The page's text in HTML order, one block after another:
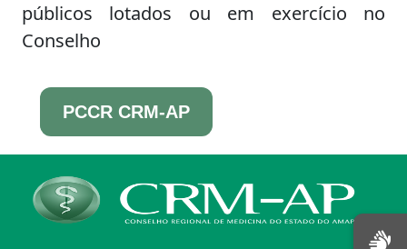
públicos lotados ou em exercício no
Conselho
PCCR CRM-AP